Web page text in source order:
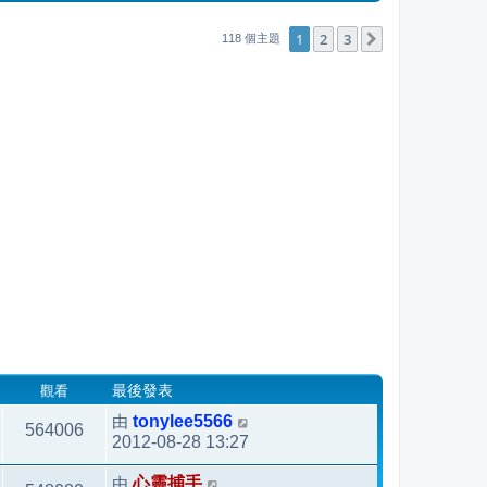
表
118 個主題 1 2 3
觀看 最後發表
564006 由 tonylee5566
2012-08-28 13:27
由心靈捕手